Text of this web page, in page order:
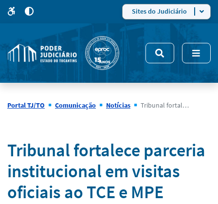
site
5
modo
de
alto
Sites do Judiciário
Portal TJ/TO Comunicação Notícias Tribunal fortalece parceria institucional em visitas oficiais ao TCE e MPE
Notícias
Tribunal fortalece parceria
institucional em visitas
oficiais ao TCE e MPE